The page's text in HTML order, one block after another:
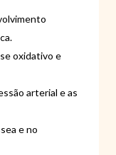
oxidativo e
arterial e as
e no